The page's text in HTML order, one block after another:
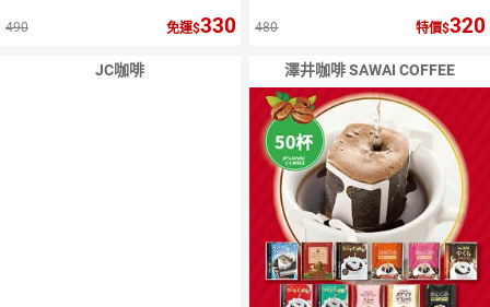
490 免運 330 480 特價 320
JC咖啡 澤井咖啡 SAWAI COFFEE